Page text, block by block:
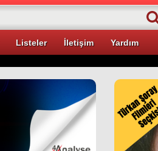
Listeler İletişim Yardım